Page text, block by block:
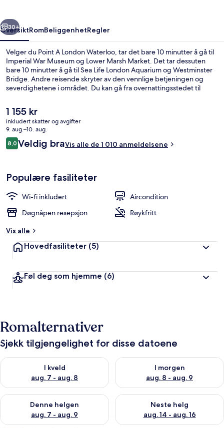
Neste
30+
OversiktRomBeliggenhetRegler
Velger du Point A London Waterloo, tar det bare 10 minutter å gå til
Imperial War Museum og Lower Marsh Market. Det tar dessuten
bare 10 minutter å gå til Sea Life London Aquarium og Westminster
Bridge. Andre reisende skryter av den vennlige betjeningen og
severdighetene i området. Du kan gå fra overnattingsstedet til
nærheten, og det tar 10 minutter å gå til Waterloo
undergrunnsstasjon.
Den
nåværende
prisen
er
1 155 kr
1 155 kr
inkludert skatter og avgifter
9. aug.–10. aug.
Anmeldelser
8,08,0 av 10 –
Veldig braVis alle de 1 010 anmeldelsene
Populære fasiliteter
Wi-fi inkludert
Aircondition
Døgnåpen resepsjon
Røykfritt
Vis alle
Hovedfasiliteter (5)
Føl deg som hjemme (6)
Romalternativer
Sjekk tilgjengelighet for disse datoene
I kveld
aug. 7 - aug. 8
Sjekk tilgjengelighet for i kveld, aug. 7 - aug. 8
I morgen
aug. 8 - aug. 9
Sjekk tilgjengelighet for i
Denne helgen
aug. 7 - aug. 9
Sjekk tilgjengelighet for denne helgen, aug. 7 - aug. 9
Neste helg
aug. 14 - aug. 16
Sjekk tilgjengelighet for neste